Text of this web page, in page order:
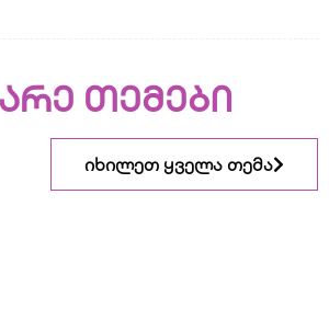
თემები
იხილეთ ყველა თემა